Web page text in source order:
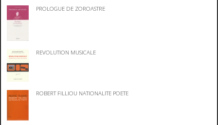
PROLOGUE DE ZOROASTRE
REVOLUTION MUSICALE
ROBERT FILLIOU NATIONALITE POETE